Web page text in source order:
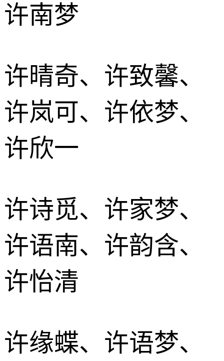
许南梦
许晴奇、许致馨、
许岚可、许依梦、
许欣一
许诗觅、许家梦、
许语南、许韵含、
许怡清
许缘蝶、许语梦、